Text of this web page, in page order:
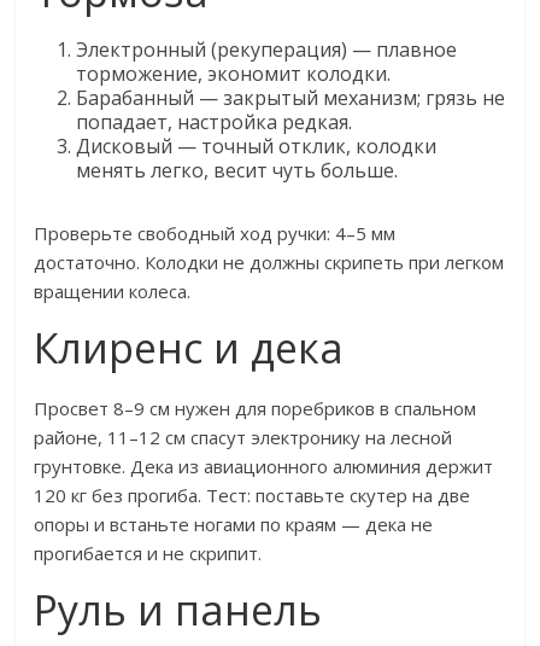
Электронный (рекуперация) — плавное
торможение, экономит колодки.
Барабанный — закрытый механизм; грязь не
попадает, настройка редкая.
Дисковый — точный отклик, колодки
менять легко, весит чуть больше.
Проверьте свободный ход ручки: 4–5 мм
достаточно. Колодки не должны скрипеть при легком
вращении колеса.
Клиренс и дека
Просвет 8–9 см нужен для поребриков в спальном
районе, 11–12 см спасут электронику на лесной
грунтовке. Дека из авиационного алюминия держит
120 кг без прогиба. Тест: поставьте скутер на две
опоры и встаньте ногами по краям — дека не
прогибается и не скрипит.
Руль и панель